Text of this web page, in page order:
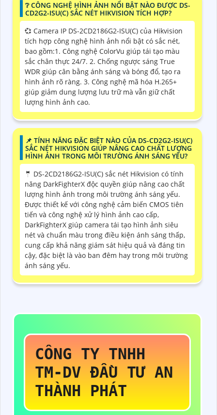
❔ CÔNG NGHỆ HÌNH ẢNH NỔI BẬT NÀO ĐƯỢC DS-
CD2G2-ISU(C) SẮC NÉT HIKVISION TÍCH HỢP?
💞 Camera IP DS-2CD2186G2-ISU(C) của Hikvision
tích hợp công nghệ hình ảnh nổi bật có sắc nét,
bao gồm:1. Công nghệ ColorVu giúp tái tạo màu
sắc chân thực 24/7. 2. Chống ngược sáng True
WDR giúp cân bằng ánh sáng và bóng đổ, tạo ra
hình ảnh rõ ràng. 3. Công nghệ mã hóa H.265+
giúp giảm dung lượng lưu trữ mà vẫn giữ chất
lượng hình ảnh cao.
📌 TÍNH NĂNG ĐẶC BIỆT NÀO CỦA DS-CD2G2-ISU(C)
SẮC NÉT HIKVISION GIÚP NÂNG CAO CHẤT LƯỢNG
HÌNH ẢNH TRONG MÔI TRƯỜNG ÁNH SÁNG YẾU?
🤵 DS-2CD2186G2-ISU(C) sắc nét Hikvision có tính
năng DarkFighterX độc quyền giúp nâng cao chất
lượng hình ảnh trong môi trường ánh sáng yếu.
Được thiết kế với công nghệ cảm biến CMOS tiên
tiến và công nghệ xử lý hình ảnh cao cấp,
DarkFighterX giúp camera tái tạo hình ảnh siêu
nét và chuẩn màu trong điều kiện ánh sáng thấp,
cung cấp khả năng giám sát hiệu quả và đáng tin
cậy, đặc biệt là vào ban đêm hay trong môi trường
ánh sáng yếu.
CÔNG TY TNHH
TM-DV ĐẦU TƯ AN
THÀNH PHÁT